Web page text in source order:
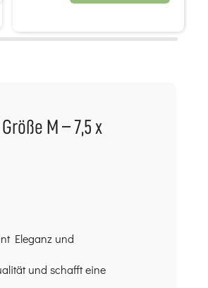
M – 7,5 x
Eleganz und
und schafft eine